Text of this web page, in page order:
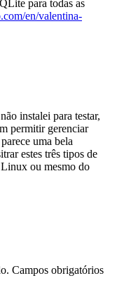
para todas as
en/valentina-
instalei para testar,
permitir gerenciar
uma bela
estes três tipos de
ou mesmo do
Campos obrigatórios